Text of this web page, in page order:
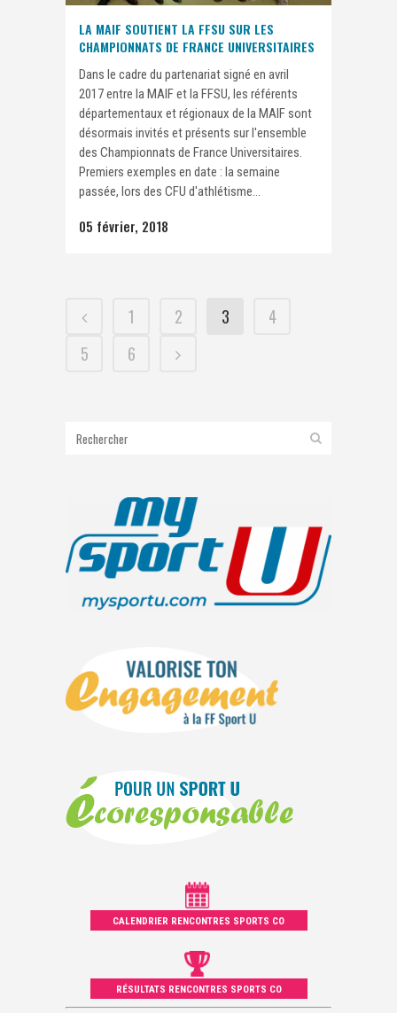
LA MAIF SOUTIENT LA FFSU SUR LES
CHAMPIONNATS DE FRANCE UNIVERSITAIRES
Dans le cadre du partenariat signé en avril
2017 entre la MAIF et la FFSU, les référents
départementaux et régionaux de la MAIF sont
désormais invités et présents sur l'ensemble
des Championnats de France Universitaires.
Premiers exemples en date : la semaine
passée, lors des CFU d'athlétisme...
05 février, 2018
1 2 3
4
5
6
CALENDRIER RENCONTRES SPORTS CO
RÉSULTATS RENCONTRES SPORTS CO